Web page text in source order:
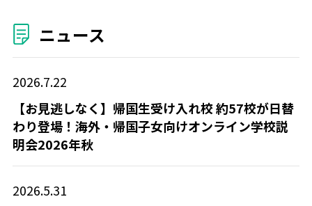
ニュース
2026.7.22
【お見逃しなく】帰国生受け入れ校 約57校が日替
わり登場！海外・帰国子女向けオンライン学校説
明会2026年秋
2026.5.31